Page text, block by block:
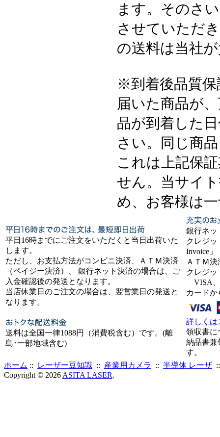
ます。そのさ
させていただ
の送料は当社
※到着後品質
届いた商品が
品が到着した
さい。同じ商
これは上記保
せん。当サイ
め、お客様は
平日16時までにご注文をいただくと当日出荷いた
します。
ただし、お支払方法がコンビニ決済、ＡＴＭ決済
（ペイジー決済）、 銀行ネット決済の場合は、ご
入金確認後の発送となります。
当店休業日のご注文の場合は、翌営業日の発送と
なります。
送料は全国一律1088円（消費税含む）です。(離
島･一部地域含む)
銀行ネッ
クレジッ
Invoice」
ＡＴＭ
クレジッ
VISA、
カード
詳しくは
領収書に
納品書兼
す。
ホーム :: レーザー豆知識 :: 産業用カメラ :: 半導体 レーザ
Copyright © 2026 ASITA LASER.